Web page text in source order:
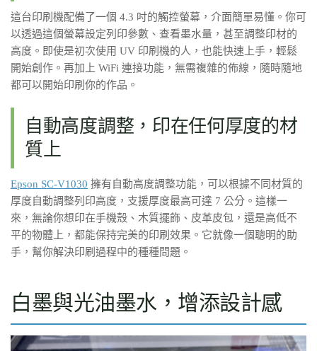
這台印刷機配備了一個 4.3 吋的觸控螢幕，介面簡單易懂。你可
以透過這個螢幕設定列印參數、查看墨水量，甚至調整印材的
高度。即使是初次使用 UV 印刷機的人，也能快速上手，輕鬆
開始創作。再加上 WiFi 連接功能，無需複雜的佈線，隨時隨地
都可以開始印刷你的作品。
自動高度調整，印在任何厚度的材
質上
Epson SC-V1030 擁有自動高度調整功能，可以根據不同材質的
厚度自動調整列印高度，支援厚度最高可達 7 公分。這樣一
來，無論你想印在手機殼、木質擺飾、皮革皮包，還是高低不
平的物體上，都能保持完美的印刷效果。它就像一個聰明的助
手，幫你解決印刷過程中的種種問題。
白墨與光油墨水，增添設計感